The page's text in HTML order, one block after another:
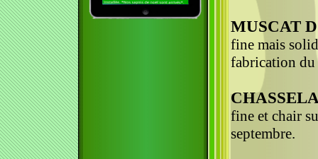
MUSCAT
fine mais
fabrication du
fine et chair
septembre.